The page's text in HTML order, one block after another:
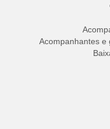
Acompanhantes e